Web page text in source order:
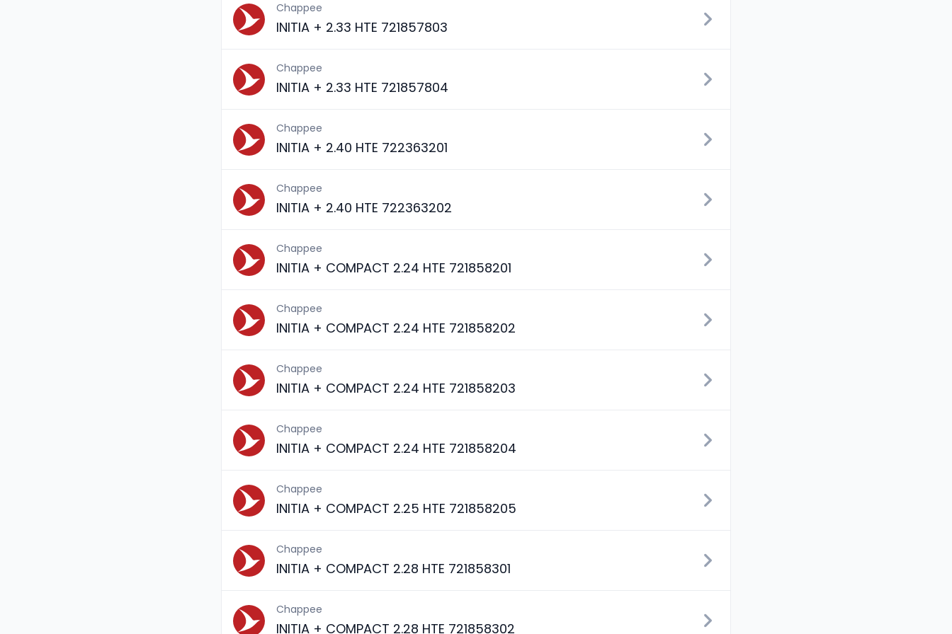
Chappee
INITIA + 2.33 HTE 721857803
Chappee
INITIA + 2.33 HTE 721857804
Chappee
INITIA + 2.40 HTE 722363201
Chappee
INITIA + 2.40 HTE 722363202
Chappee
INITIA + COMPACT 2.24 HTE 721858201
Chappee
INITIA + COMPACT 2.24 HTE 721858202
Chappee
INITIA + COMPACT 2.24 HTE 721858203
Chappee
INITIA + COMPACT 2.24 HTE 721858204
Chappee
INITIA + COMPACT 2.25 HTE 721858205
Chappee
INITIA + COMPACT 2.28 HTE 721858301
Chappee
INITIA + COMPACT 2.28 HTE 721858302